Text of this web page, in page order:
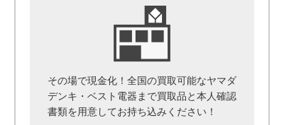
その場で現金化！全国の買取可能なヤマダ
デンキ・ベスト電器まで買取品と本人確認
書類を用意してお持ち込みください！